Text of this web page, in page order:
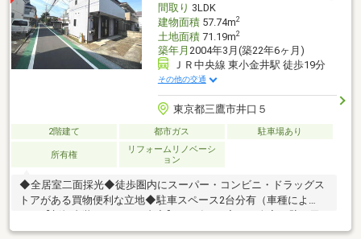
間取り 3LDK
建物面積57.74m2
土地面積71.19m2
築年月 2004年3月(築22年6ヶ月)
ＪＲ中央線 東小金井駅 徒歩19分
その他の交通
東京都三鷹市井口５
2階建て 都市ガス 駐車場あり
所有権
リフォームリノベーシ
ョン
◆全居室二面採光◆徒歩圏内にスーパー・コンビニ・ドラッグス
トアがある買物便利な立地◆駐車スペース2台分有（車種によ
井）クロス貼替・CF（洗面室・トイレ）張替・全網戸交換・火災